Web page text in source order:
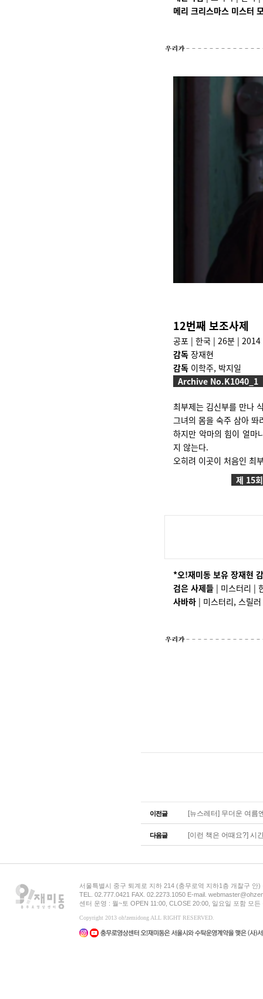
메리 크리스마스 미스터
12번째 보조사제
공포 | 한국 | 26분 | 2014
감독 장재현
감독 이학주, 박지일
Archive No.K1040_1
최부제는 김신부를 만나
그녀의 몸을 숙주 삼아 똬
하지만 악마의 힘이 얼마
지 않는다.
오히려 이곳이 처음인 최
제 15
*오!재미동 보유 장재현
검은 사제들 | 미스터리 |
사바하 | 미스터리, 스릴
이전글 [뉴스레터] 무더운 여름
다음글 [이런 책은 어때요?] 시
서울특별시 중구 퇴계로 지하 214 (충무로역 지하1층 개찰구 안
TEL. 02.777.0421 FAX. 02.2273.1050 E-mail.
센터 운영 : 월~토 OPEN 11:00, CLOSE 20:00, 일요일 포함 모
Copyright 2013 oh!zemidong ALL RIGHT RESERVED.